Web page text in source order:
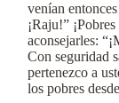
venían
¡Raju!”
aconsejarles:
Con seguridad
pertenezco a
los pobres